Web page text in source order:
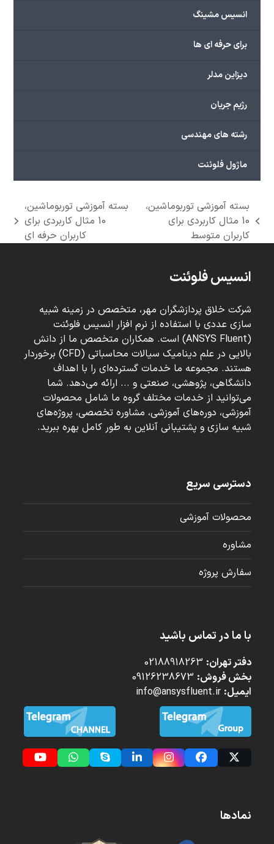
انسیس مشینگ
برای حرفه ای ها
دیزاین مدلر
رژیم جریان
رشته های مهندسی
ماژول فلوئنت
previous
post:
بسته آموزشی توربوماشین،
10 مثال کاربردی برای
کاربران متوسط
post:
بسته آموزشی توربوماشین،
10 مثال کاربردی برای
کاربران حرفه ای
انسیس فلوئنت
شرکت خلاق پردازشگران مهر، متخصص در زمینه شبیه
سازی عددی با استفاده از نرم افزار انسیس فلوئنت
(ANSYS Fluent) است. همکاران متخصص ما از دانش
بالایی در علم دینامیک سیالات محاسباتی (CFD) برخوردار
هستند. مجموعه ما خدمات گسترده‌ای را با اهداف
دانشگاهی، پژوهشی، صنعتی و ... ارائه می‌دهد. شما
می‌توانید از خدمات مختلف گروه ما شامل محصولات
آموزشی، دوره‌های آموزشی، مشاوره تخصصی، پروژه‌های
شبیه سازی و پشتیبانی آنلاین به طور کامل بهره ببرید.
دسترسی سریع
محصولات آموزشی
مشاوره
سفارش پروژه
با ما در تماس باشید
دفتر تهران:
بخش فروش:
ایمیل: info@ansysfluent.ir
Twitter
Facebook
Instagram
LinkedIn
Skype
Whatsapp
نمادها